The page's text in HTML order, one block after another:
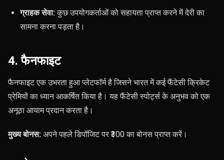
ग्राहक सेवा:कुछ उपयोगकर्ताओं को सहायता प्राप्त करने में देरी का
सामना करना पड़ता है।
4. फैनफाइट
फैनफाइट एक उभरता हुआ प्लेटफॉर्म है जिसने भारत में कई फैंटेसी क्रिकेट
प्रेमियों का ध्यान आकर्षित किया है। यह फैंटेसी स्पोर्ट्स के अनुभव को एक
अनूठा आयाम प्रदान करता है।
मुख्य बोनस: अपने पहले डिपॉजिट पर ₹300 का बोनस प्राप्त करें।